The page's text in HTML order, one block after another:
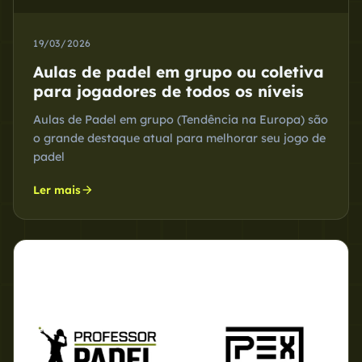
19/03/2026
Aulas de padel em grupo ou coletiva
para jogadores de todos os níveis
Aulas de Padel em grupo (Tendência na Europa) são
o grande destaque atual para melhorar seu jogo de
padel
Ler maisarrow_forward